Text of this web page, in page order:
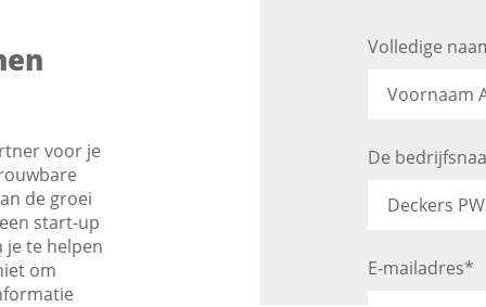
voor je
de groei
start-up
je te helpen
om
Volledige
De
E-mailadres*